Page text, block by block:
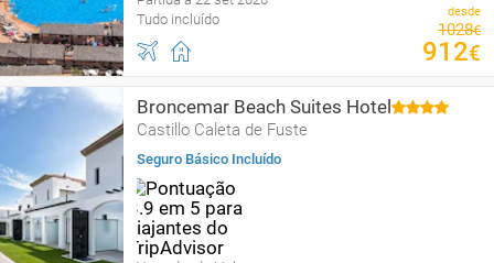
Tudo incluído
desde
1028€
912€
Broncemar Beach Suites Hotel
Castillo Caleta de Fuste
Seguro Básico Incluído